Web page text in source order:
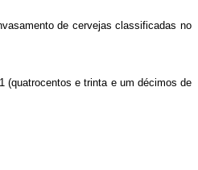
de cervejas classificadas no
(quatrocentos e trinta e um décimos de